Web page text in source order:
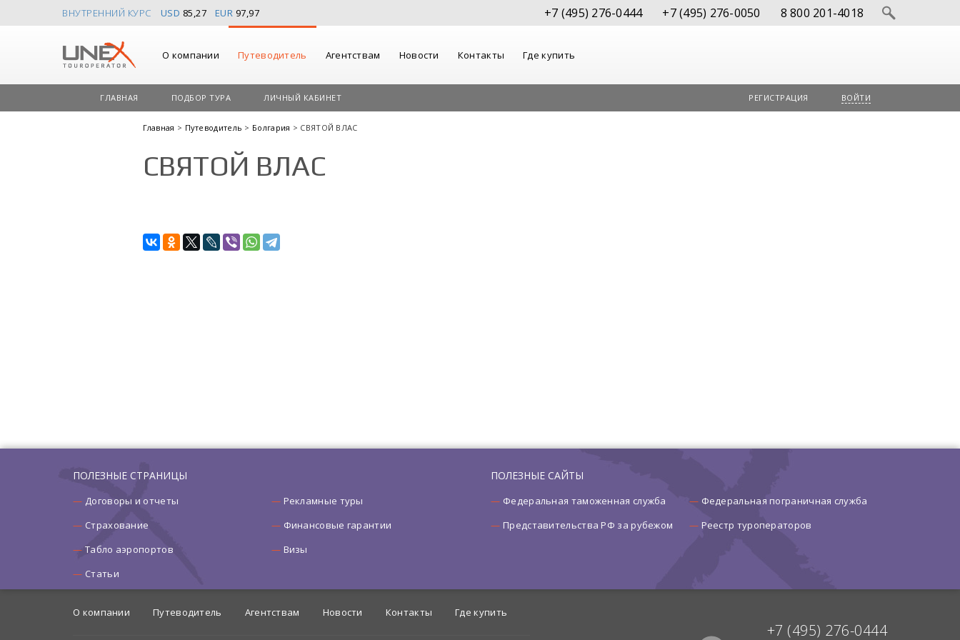
ВНУТРЕННИЙ КУРС USD 85,27 EUR 97,97 +7 (495) 276-0444 +7 (495) 276-0050 8 800 201-4018
О компании Путеводитель Агентствам Новости Контакты Где купить
ГЛАВНАЯ ПОДБОР ТУРА ЛИЧНЫЙ КАБИНЕТ РЕГИСТРАЦИЯ ВОЙТИ
Главная > Путеводитель > Болгария > СВЯТОЙ ВЛАС
СВЯТОЙ ВЛАС
ПОЛЕЗНЫЕ СТРАНИЦЫ
Договоры и отчеты
Рекламные туры
Страхование
Финансовые гарантии
Табло аэропортов
Визы
Статьи
ПОЛЕЗНЫЕ САЙТЫ
Федеральная таможенная служба
Федеральная пограничная служба
Представительства РФ за рубежом
Реестр туроператоров
+7 (495) 276-0444
О компании Путеводитель Агентствам Новости Контакты Где купить